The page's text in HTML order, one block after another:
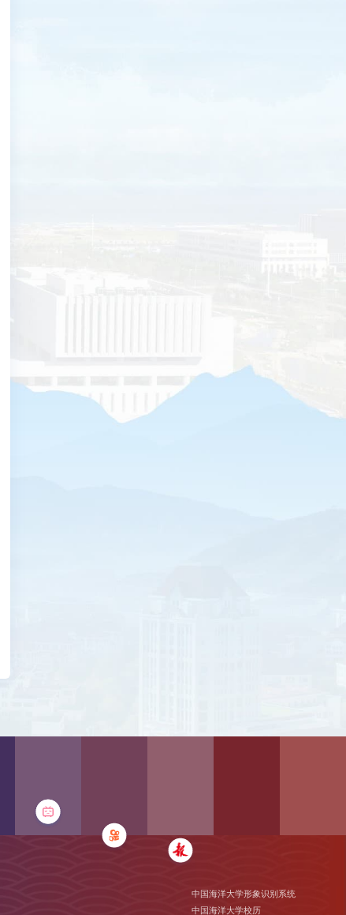
中国海洋大学形象识别系统
中国海洋大学校历